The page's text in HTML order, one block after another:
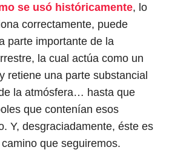
se usó históricamente, lo
correctamente, puede
parte importante de la
la cual actúa como un
retiene una parte substancial
la atmósfera… hasta que
que contenían esos
Y, desgraciadamente, éste es
que seguiremos.